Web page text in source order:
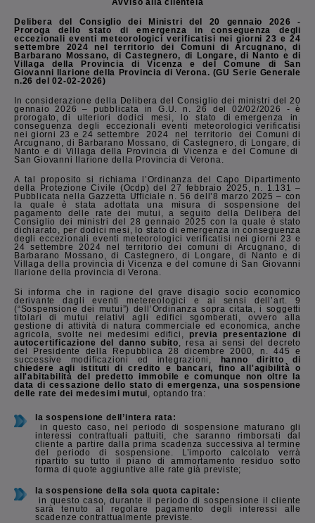
Avviso alla clientela
Delibera del Consiglio dei Ministri del 20 gennaio 2026 -
Proroga dello stato di emergenza in conseguenza degli
eccezionali eventi meteorologici verificatisi nei giorni 23 e 24
settembre 2024 nel territorio dei Comuni di Arcugnano, di
Barbarano Mossano, di Castegnero, di Longare, di Nanto e di
Villaga della Provincia di Vicenza e del Comune di San
Giovanni Ilarione della Provincia di Verona. (GU Serie Generale
n.26 del 02-02-2026)
In considerazione della Delibera del Consiglio dei ministri del 20
gennaio 2026 – pubblicata in G.U. n. 26 del 02/02/2026 - è
prorogato, di ulteriori dodici mesi, lo stato di emergenza in
conseguenza degli eccezionali eventi meteorologici verificatisi
nei giorni 23 e 24 settembre 2024 nel territorio dei Comuni di
Arcugnano, di Barbarano Mossano, di Castegnero, di Longare, di
Nanto e di Villaga della Provincia di Vicenza e del Comune di
San Giovanni Ilarione della Provincia di Verona.
A tal proposito si richiama l’Ordinanza del Capo Dipartimento
della Protezione Civile (Ocdp) del 27 febbraio 2025, n. 1.131 –
Pubblicata nella Gazzetta Ufficiale n. 56 dell’8 marzo 2025 – con
la quale è stata adottata una misura di sospensione del
pagamento delle rate dei mutui, a seguito della Delibera del
Consiglio dei ministri del 28 gennaio 2025 con la quale è stato
dichiarato, per dodici mesi, lo stato di emergenza in conseguenza
degli eccezionali eventi meteorologici verificatisi nei giorni 23 e
24 settembre 2024 nel territorio dei comuni di Arcugnano, di
Barbarano Mossano, di Castegnero, di Longare, di Nanto e di
Villaga della provincia di Vicenza e del comune di San Giovanni
Ilarione della provincia di Verona.
Si informa che in ragione del grave disagio socio economico
derivante dagli eventi metereologici e ai sensi dell’art. 9
(“Sospensione dei mutui”) dell’Ordinanza sopra citata, i soggetti
titolari di mutui relativi agli edifici sgomberati, ovvero alla
gestione di attività di natura commerciale ed economica, anche
agricola, svolte nei medesimi edifici, previa presentazione di
autocertificazione del danno subito, resa ai sensi del decreto
del Presidente della Repubblica 28 dicembre 2000, n. 445 e
successive modificazioni ed integrazioni,
hanno diritto di
chiedere agli istituti di credito e bancari, fino all'agibilità o
all'abitabilità del predetto immobile e comunque non oltre la
data di cessazione dello stato di emergenza, una sospensione
delle rate dei medesimi mutui, optando tra:
la sospensione dell’intera rata:
in questo caso, nel periodo di sospensione maturano gli
interessi contrattuali pattuiti, che saranno rimborsati dal
cliente a partire dalla prima scadenza successiva al termine
del periodo di sospensione. L’importo calcolato verrà
ripartito su tutto il piano di ammortamento residuo sotto
forma di quote aggiuntive alle rate già previste;
la sospensione della sola quota capitale:
in questo caso, durante il periodo di sospensione il cliente
sarà tenuto al regolare pagamento degli interessi alle
scadenze contrattualmente previste.